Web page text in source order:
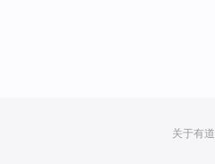
关于有道